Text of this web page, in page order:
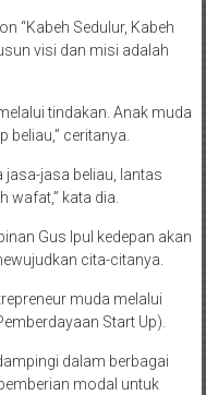
“Kabeh Sedulur, Kabeh
visi dan misi adalah
tindakan. Anak muda
beliau,” ceritanya.
jasa-jasa beliau, lantas
wafat,” kata dia.
Gus Ipul kedepan akan
cita-citanya.
muda melalui
Start Up).
dalam berbagai
modal untuk